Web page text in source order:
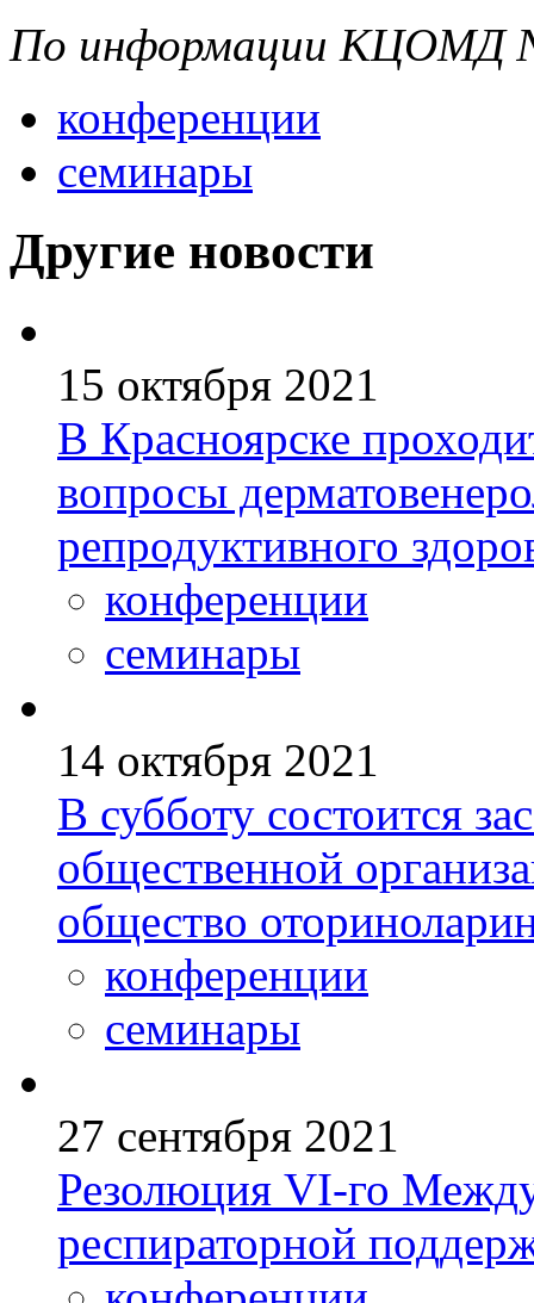
По информации КЦОМД
конференции
семинары
Другие новости
15 октября 2021
В Красноярске
вопросы
репродуктивного
конференции
семинары
14 октября 2021
В субботу состоится
общественной
общество
конференции
семинары
27 сентября 2021
Резолюция VI-го
респираторной